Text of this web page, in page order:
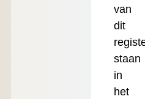
van
dit
staan
in
het